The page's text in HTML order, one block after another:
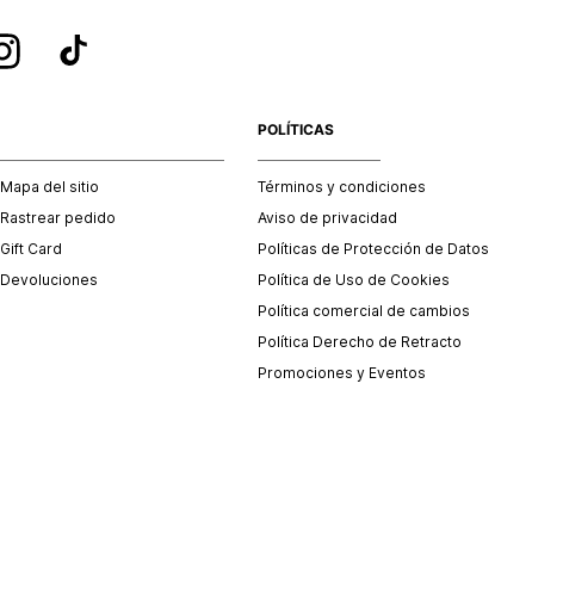
Mapa del sitio
Rastrear pedido
Gift Card
Devoluciones
POLÍTICAS
Términos y condiciones
Aviso de privacidad
Políticas de Protección de Datos
Política de Uso de Cookies
Política comercial de cambios
Política Derecho de Retracto
Promociones y Eventos